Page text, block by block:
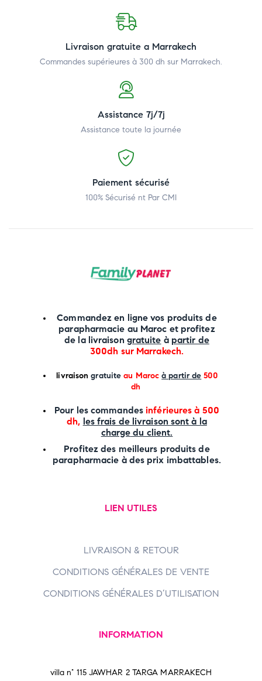
Livraison gratuite a Marrakech
Commandes supérieures à 300 dh sur Marrakech.
Assistance 7j/7j
Assistance toute la journée
Paiement sécurisé
100% Sécurisé nt Par CMI
Commandez en ligne vos produits de
parapharmacie au Maroc et profitez
de la livraison gratuite à partir de
300dh sur Marrakech.
livraison gratuite au Maroc à partir de 500
dh
Pour les commandesinférieures à 500
dh, les frais de livraison sont à la
charge du client.
Profitez des meilleurs produits de
parapharmacie à des prix imbattables.
LIEN UTILES
LIVRAISON & RETOUR
CONDITIONS GÉNÉRALES DE VENTE
CONDITIONS GÉNÉRALES D’UTILISATION
INFORMATION
villa n° 115 JAWHAR 2 TARGA MARRAKECH